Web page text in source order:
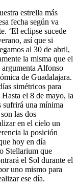
estrella más
fecha según va
‘El eclipse sucede
así que si
al 30 de abril,
la misma que el
argumenta Alfonso
de Guadalajara.
simétricos para
el 8 de mayo, la
sufrirá una mínima
las dos
en el cielo un
la posición
hoy en día
Stellarium que
el Sol durante el
uno mismo para
ese día.